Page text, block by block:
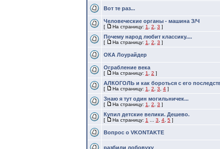
Вот те раз...
Человеческие органы - машина З/Ч
[ На страницу: 1 2 3 ]
Почему народ любит классику....
[ На страницу: 1 2 3 ]
ОКА Лоурайдер
Ограбление века
[ На страницу: 1 2 ]
АЛКОГОЛЬ и как бороться с его
[ На страницу: 1 2 3 4 ]
Знаю я тут один могильничек...
[ На страницу: 1 2 3 ]
Купил детские велики. Дешево.
[ На страницу: 1 3 4 5 ]
Вопрос о VKONTAKTE
разбили лобовуху